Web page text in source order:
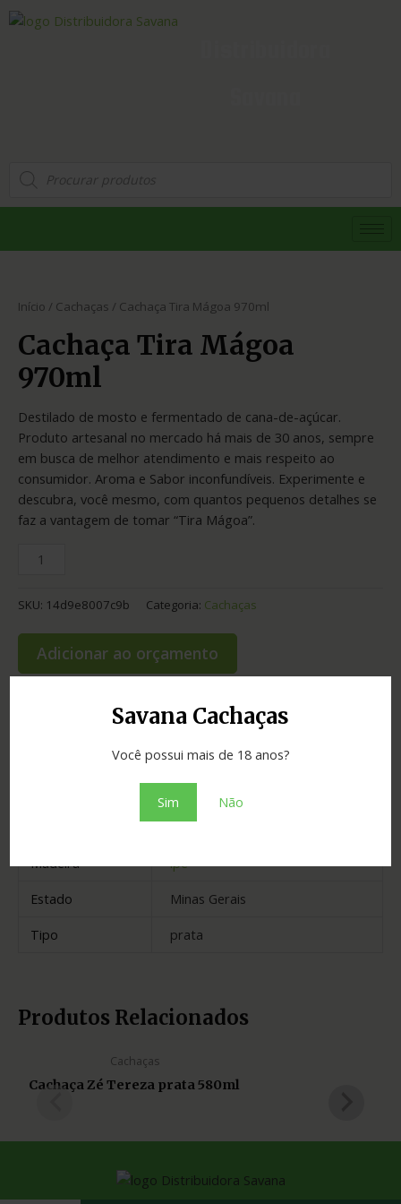
Savana Cachaças
Você possui mais de 18 anos?
Sim Não
Início / Cachaças / Cachaça Tira Mágoa 970ml
Cachaça Tira Mágoa
970ml
Destilado de mosto e fermentado de cana-de-açúcar.
Produto artesanal no mercado há mais de 30 anos, sempre
em busca de melhor atendimento e mais respeito ao
consumidor. Aroma e Sabor inconfundíveis. Experimente e
descubra, você mesmo, com quantos pequenos detalhes se
faz a vantagem de tomar “Tira Mágoa”.
SKU: 14d9e8007c9b Categoria: Cachaças
Adicionar ao orçamento
Jequeri
Madeira
ipê
Estado
Minas Gerais
Tipo
prata
Produtos Relacionados
Cachaças
Cachaça Zé Tereza prata 580ml